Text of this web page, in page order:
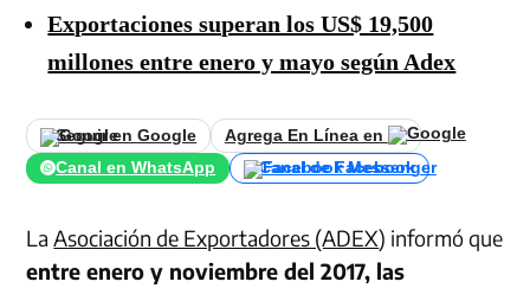
Exportaciones superan los US$ 19,500
millones entre enero y mayo según Adex
Seguir en Google
Agrega En Línea en
Canal en WhatsApp
Canal de Facebook
La Asociación de Exportadores (ADEX) informó que
entre enero y noviembre del 2017, las